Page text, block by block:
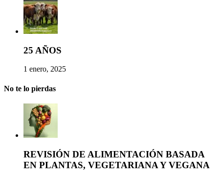
25 AÑOS
1 enero, 2025
No te lo pierdas
REVISIÓN DE ALIMENTACIÓN BASADA
EN PLANTAS, VEGETARIANA Y VEGANA